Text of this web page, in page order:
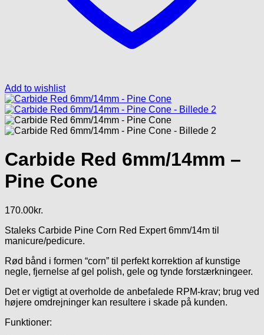
Add to wishlist
Carbide Red 6mm/14mm –
Pine Cone
170.00kr.
Staleks Carbide Pine Corn Red Expert 6mm/14m til
manicure/pedicure.
Rød bånd i formen “corn” til perfekt korrektion af kunstige
negle, fjernelse af gel polish, gele og tynde forstærkningeer.
Det er vigtigt at overholde de anbefalede RPM-krav; brug ved
højere omdrejninger kan resultere i skade på kunden.
Funktioner: